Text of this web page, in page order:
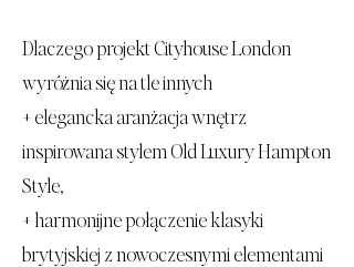
Dlaczego projekt Cityhouse London
wyróżnia się na tle innych
+ elegancka aranżacja wnętrz
inspirowana stylem Old Luxury Hampton
Style,
+ harmonijne połączenie klasyki
brytyjskiej z nowoczesnymi elementami